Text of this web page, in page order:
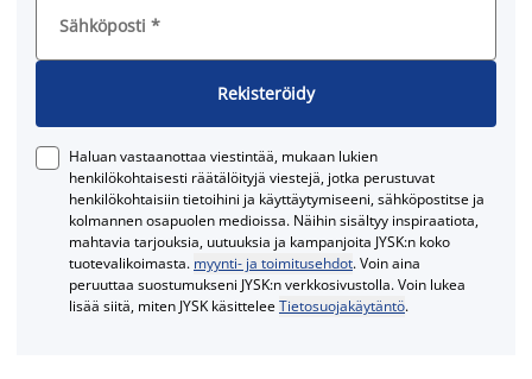
Sähköposti *
Rekisteröidy
Haluan vastaanottaa viestintää, mukaan lukien
henkilökohtaisesti räätälöityjä viestejä, jotka perustuvat
henkilökohtaisiin tietoihini ja käyttäytymiseeni, sähköpostitse ja
kolmannen osapuolen medioissa. Näihin sisältyy inspiraatiota,
mahtavia tarjouksia, uutuuksia ja kampanjoita JYSK:n koko
tuotevalikoimasta. myynti- ja toimitusehdot. Voin aina
peruuttaa suostumukseni JYSK:n verkkosivustolla. Voin lukea
lisää siitä, miten JYSK käsitteleeTietosuojakäytäntö.